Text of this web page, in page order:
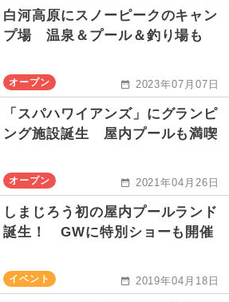
白河高原にスノーピークのキャン
プ場 温泉＆プール＆釣り場も
オープン 2023年07月07日
「スパハワイアンズ」にグランピ
ング施設誕生 屋内プールも満喫
オープン 2021年04月26日
しまじろう初の屋内プールランド
誕生！ GWに特別ショーも開催
イベント 2019年04月18日